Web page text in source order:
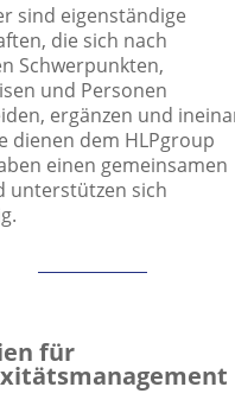
sind eigenständige
die sich nach
Schwerpunkten,
und Personen
ergänzen und
dienen dem HLPgroup
einen gemeinsamen
unterstützen sich
für